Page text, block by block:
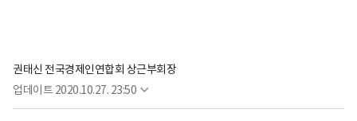
권태신 전국경제인연합회 상근부회장
업데이트 2020.10.27. 23:50